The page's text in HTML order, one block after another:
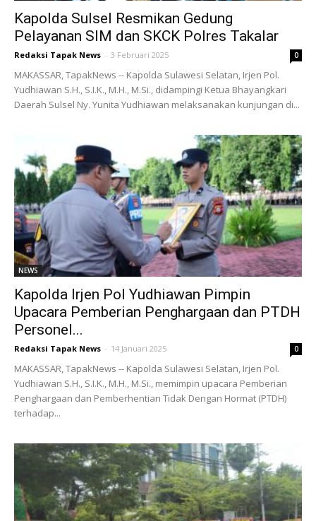
Kapolda Sulsel Resmikan Gedung
Pelayanan SIM dan SKCK Polres Takalar
Redaksi Tapak News - 3 Februari 2025 0
MAKASSAR, TapakNews -- Kapolda Sulawesi Selatan, Irjen Pol.
Yudhiawan S.H., S.I.K., M.H., M.Si., didampingi Ketua Bhayangkari
Daerah Sulsel Ny. Yunita Yudhiawan melaksanakan kunjungan di...
NEWS
Kapolda Irjen Pol Yudhiawan Pimpin
Upacara Pemberian Penghargaan dan PTDH
Personel...
Redaksi Tapak News - 14 Januari 2025 0
MAKASSAR, TapakNews -- Kapolda Sulawesi Selatan, Irjen Pol.
Yudhiawan S.H., S.I.K., M.H., M.Si., memimpin upacara Pemberian
Penghargaan dan Pemberhentian Tidak Dengan Hormat (PTDH)
terhadap...